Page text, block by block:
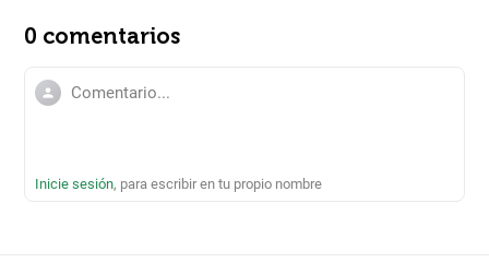
0 comentarios
person
Inicie sesión, para escribir en tu propio nombre